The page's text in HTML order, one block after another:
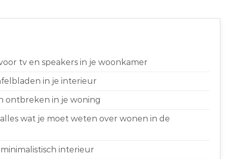
tv en speakers in je woonkamer
in je interieur
ontbreken in je woning
wat je moet weten over wonen in de
interieur